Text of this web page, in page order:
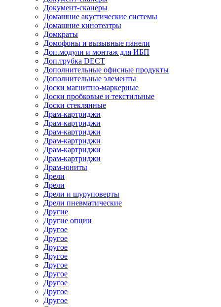
Документ-сканеры
Домашние акустические системы
Домашние кинотеатры
Домкраты
Домофоны и вызывные панели
Доп.модули и монтаж для ИБП
Доп.трубка DECT
Дополнительные офисные продукты
Дополнительные элементы
Доски магнитно-маркерные
Доски пробковые и текстильные
Доски стеклянные
Драм-картриджи
Драм-картриджи
Драм-картриджи
Драм-картриджи
Драм-картриджи
Драм-картриджи
Драм-юниты
Дрели
Дрели
Дрели и шуруповерты
Дрели пневматические
Другие
Другие опции
Другое
Другое
Другое
Другое
Другое
Другое
Другое
Другое
Другое